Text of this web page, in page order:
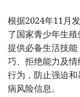
根据2024年11月
了国家青少年生
提供必备生活技
巧、拒绝能力及
行为，防止强迫
病风险信息。